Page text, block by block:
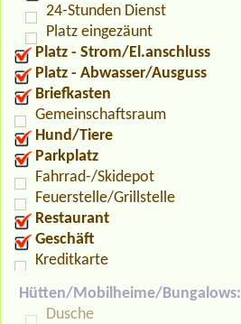
24-Stunden Dienst
Platz eingezäunt
Platz - Strom/El.anschluss
Platz - Abwasser/Ausguss
Briefkasten
Gemeinschaftsraum
Hund/Tiere
Parkplatz
Fahrrad-/Skidepot
Feuerstelle/Grillstelle
Restaurant
Geschäft
Kreditkarte
Hütten/Mobilheime/Bungalows:
Dusche